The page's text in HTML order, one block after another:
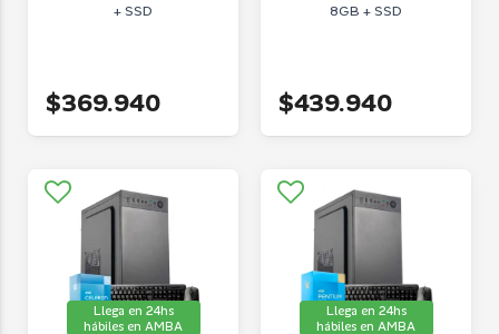
+ SSD
$369.940
8GB + SSD
$439.940
Llega en 24hs
hábiles en AMBA
Llega en 24hs
hábiles en AMBA